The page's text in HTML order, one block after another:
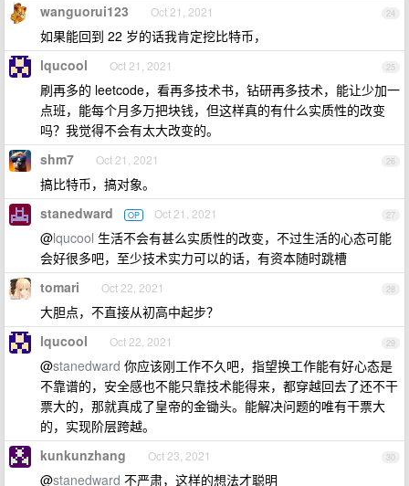
24
wanguorui123 Oct 21, 2021
如果能回到 22 岁的话我肯定挖比特币，
25
lqucool Oct 21, 2021
刷再多的 leetcode，看再多技术书，钻研再多技术，能让少加一
点班，能每个月多万把块钱，但这样真的有什么实质性的改变
吗？我觉得不会有太大改变的。
26
shm7 Oct 21, 2021
搞比特币，搞对象。
27
stanedward OP Oct 21, 2021
@lqucool 生活不会有甚么实质性的改变，不过生活的心态可能
会好很多吧，至少技术实力可以的话，有资本随时跳槽
28
tomari Oct 22, 2021
大胆点，不直接从初高中起步？
29
lqucool Oct 22, 2021
@stanedward 你应该刚工作不久吧，指望换工作能有好心态是
不靠谱的，安全感也不能只靠技术能得来，都穿越回去了还不干
票大的，那就真成了皇帝的金锄头。能解决问题的唯有干票大
的，实现阶层跨越。
30
kunkunzhang Oct 23, 2021
@stanedward 不严肃，这样的想法才聪明